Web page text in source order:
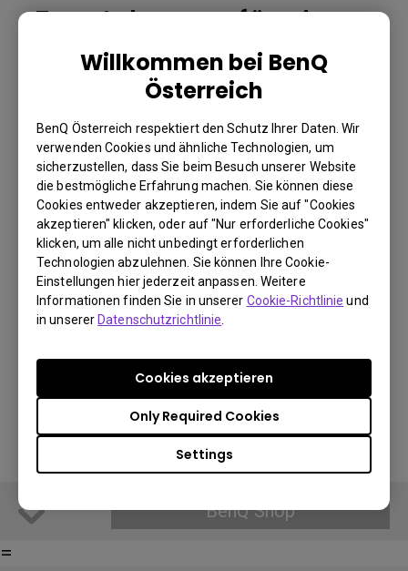
Willkommen bei BenQ
Österreich
BenQ Österreich respektiert den Schutz Ihrer Daten. Wir
verwenden Cookies und ähnliche Technologien, um
sicherzustellen, dass Sie beim Besuch unserer Website
die bestmögliche Erfahrung machen. Sie können diese
Cookies entweder akzeptieren, indem Sie auf "Cookies
akzeptieren" klicken, oder auf "Nur erforderliche Cookies"
klicken, um alle nicht unbedingt erforderlichen
Technologien abzulehnen. Sie können Ihre Cookie-
Einstellungen hier jederzeit anpassen. Weitere
Informationen finden Sie in unserer Cookie-Richtlinie und
in unserer Datenschutzrichtlinie
Settings
Only Required Cookies
Cookies akzeptieren
Ersatzlampe für den
MX611
BenQ Artikelnummer: 5J.J3E05.001
€ 159
BenQ Shop
Shipping Information
You Can Also Buy Here
Find Stores
BenQ Shop
=